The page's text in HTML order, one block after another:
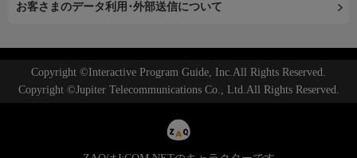
お客さまのデータ利用･外部送信について
Copyright ©Interactive Program Guide, Inc.All Rights Reserved.
Copyright ©Jupiter Telecommunications Co., Ltd.All Rights Reserved.